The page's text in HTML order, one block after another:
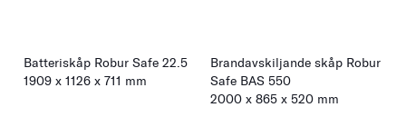
Batteriskåp Robur Safe 22.5
1909 x 1126 x 711 mm
Brandavskiljande skåp Robur
Safe BAS 550
2000 x 865 x 520 mm